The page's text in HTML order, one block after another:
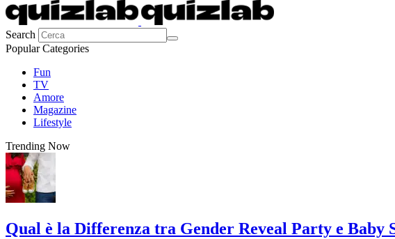
Search
Popular Categories
Fun
TV
Amore
Magazine
Lifestyle
Trending Now
Qual è la Differenza tra Gender Reveal Party e Baby